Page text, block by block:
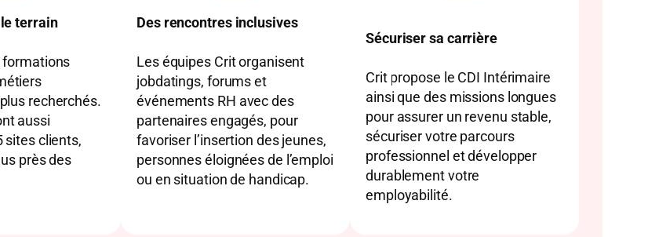
terrain
formations
recherchés.
aussi
sites clients,
près des
Des rencontres inclusives
Les équipes Crit organisent
jobdatings, forums et
événements RH avec des
partenaires engagés, pour
favoriser l’insertion des jeunes,
personnes éloignées de l’emploi
ou en situation de handicap.
Sécuriser sa carrière
Crit propose le CDI Intérimaire
ainsi que des missions longues
pour assurer un revenu stable,
sécuriser votre parcours
professionnel et développer
durablement votre
employabilité.